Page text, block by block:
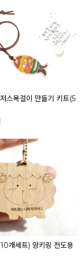
스목걸이 만들기 키트(5
개세트) 양키링 전도용